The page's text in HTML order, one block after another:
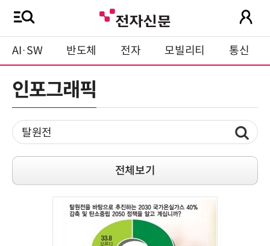
AI·SW 반도체 전자 모빌리티 통신
인포그래픽
전체보기